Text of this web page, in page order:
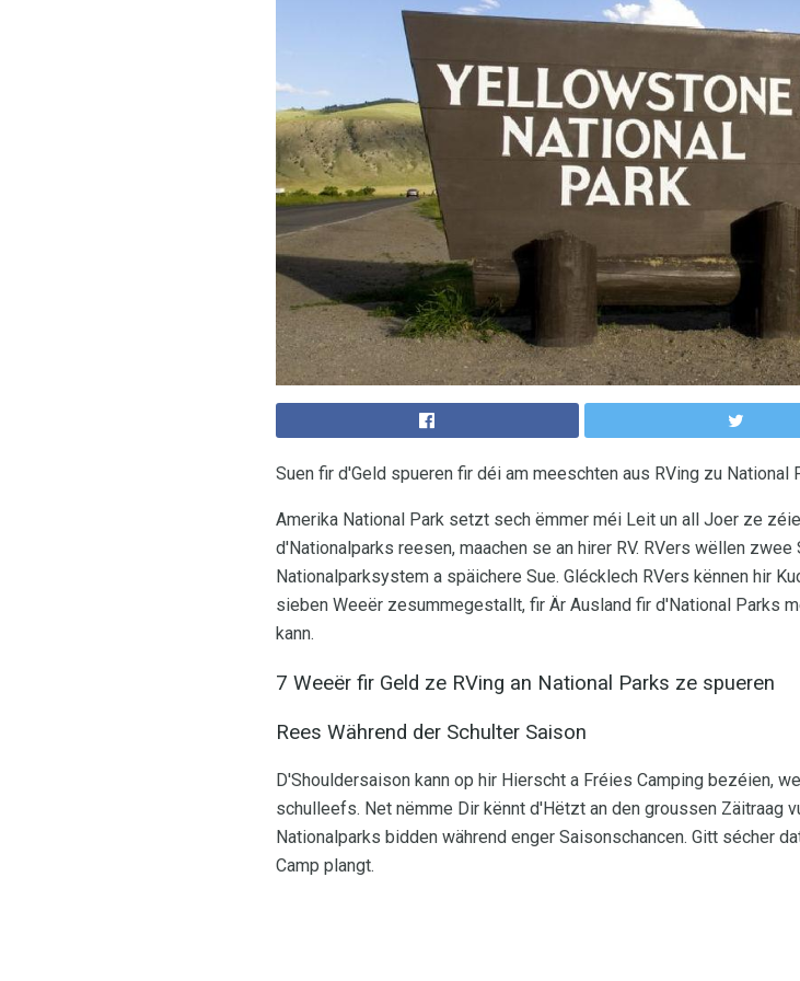
Suen fir d'Geld spueren fir déi am meeschten aus RVing zu National
Amerika National Park setzt sech ëmmer méi Leit un all Joer ze
d'Nationalparks reesen, maachen se an hirer RV. RVers wëllen
Nationalparksystem a späichere Sue. Glécklech RVers kënnen hir
sieben Weeër zesummegestallt, fir Är Ausland fir d'National Parks
kann.
7 Weeër fir Geld ze RVing an National Parks ze spueren
Rees Während der Schulter Saison
D'Shouldersaison kann op hir Hierscht a Fréies Camping bezéien,
schulleefs. Net nëmme Dir kënnt d'Hëtzt an den groussen Zäitraag
Nationalparks bidden während enger Saisonschancen. Gitt sécher
Camp plangt.